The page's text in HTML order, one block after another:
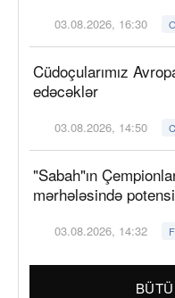
03.08.2026, 16:30
Cüdoçularımız
edəcəklər
03.08.2026, 14:50
"Sabah"ın
mərhələsində
03.08.2026, 14:32